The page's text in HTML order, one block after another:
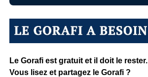
Le Gorafi est gratuit et il doit le rester.
Vous lisez et partagez le Gorafi ?